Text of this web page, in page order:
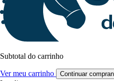
Subtotal do carrinho
Ver meu carrinho Continuar